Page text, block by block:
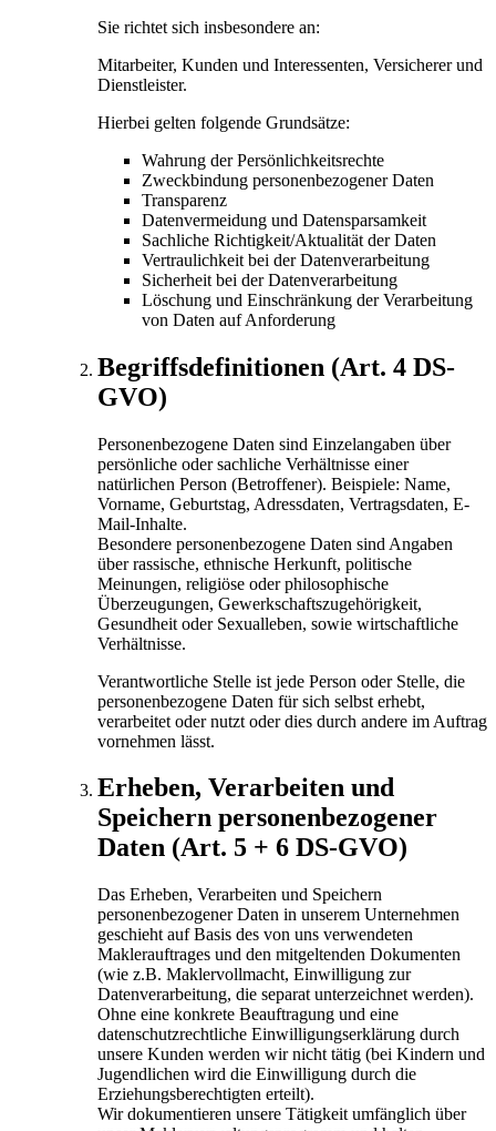
Sie richtet sich insbesondere an:
Mitarbeiter, Kunden und Interessenten, Versicherer und
Dienstleister.
Hierbei gelten folgende Grundsätze:
Wahrung der Persönlichkeitsrechte
Zweckbindung personenbezogener Daten
Transparenz
Datenvermeidung und Datensparsamkeit
Sachliche Richtigkeit/Aktualität der Daten
Vertraulichkeit bei der Datenverarbeitung
Sicherheit bei der Datenverarbeitung
Löschung und Einschränkung der Verarbeitung
von Daten auf Anforderung
Begriffsdefinitionen (Art. 4 DS-
GVO)
Personenbezogene Daten sind Einzelangaben über
persönliche oder sachliche Verhältnisse einer
natürlichen Person (Betroffener). Beispiele: Name,
Vorname, Geburtstag, Adressdaten, Vertragsdaten, E-
Mail-Inhalte.
Besondere personenbezogene Daten sind Angaben
über rassische, ethnische Herkunft, politische
Meinungen, religiöse oder philosophische
Überzeugungen, Gewerkschaftszugehörigkeit,
Gesundheit oder Sexualleben, sowie wirtschaftliche
Verhältnisse.
Verantwortliche Stelle ist jede Person oder Stelle, die
personenbezogene Daten für sich selbst erhebt,
verarbeitet oder nutzt oder dies durch andere im Auftrag
vornehmen lässt.
Erheben, Verarbeiten und
Speichern personenbezogener
Daten (Art. 5 + 6 DS-GVO)
Das Erheben, Verarbeiten und Speichern
personenbezogener Daten in unserem Unternehmen
geschieht auf Basis des von uns verwendeten
Maklerauftrages und den mitgeltenden Dokumenten
(wie z.B. Maklervollmacht, Einwilligung zur
Datenverarbeitung, die separat unterzeichnet werden).
Ohne eine konkrete Beauftragung und eine
datenschutzrechtliche Einwilligungserklärung durch
unsere Kunden werden wir nicht tätig (bei Kindern und
Jugendlichen wird die Einwilligung durch die
Erziehungsberechtigten erteilt).
Wir dokumentieren unsere Tätigkeit umfänglich über